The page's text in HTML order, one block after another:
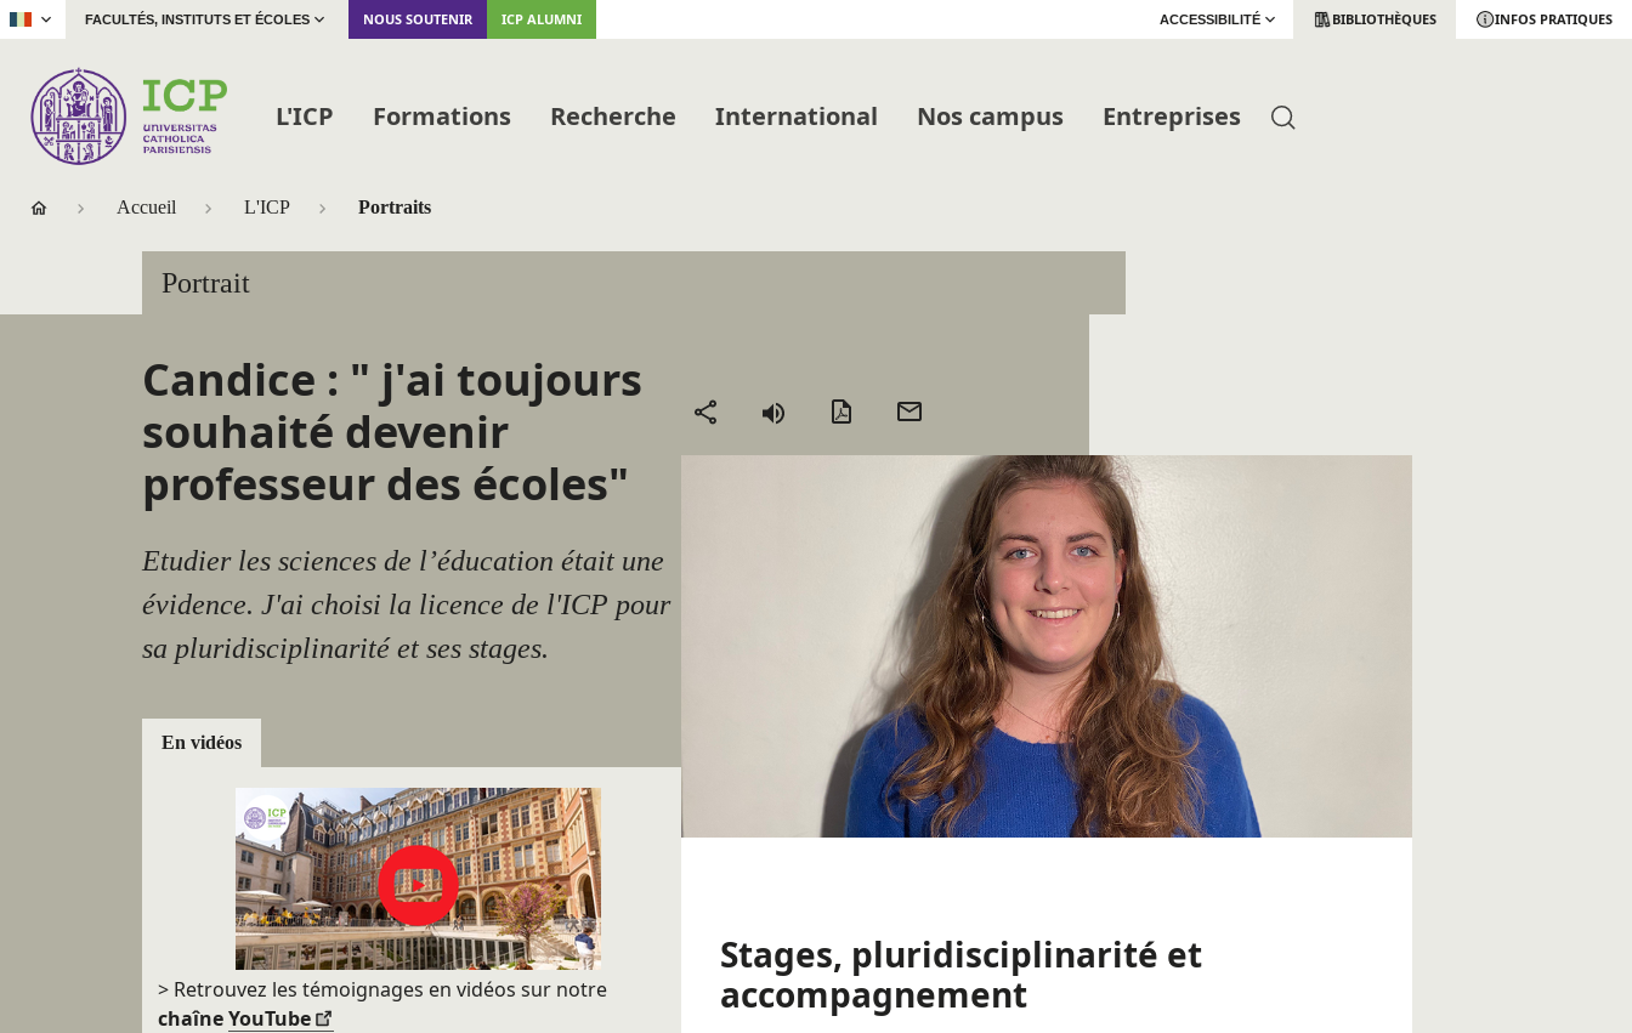
| FACULTÉS, INSTITUTS ET ÉCOLES NOUS SOUTENIR ICP ALUMNI ACCESSIBILITÉ BIBLIOTHÈQUES INFOS PRATIQUES
L'ICP Formations Recherche International Nos campus Entreprises
Accueil L'ICP Portraits
Portrait
Candice : " j'ai toujours
souhaité devenir
professeur des écoles"
Etudier les sciences de l’éducation était une
évidence. J'ai choisi la licence de l'ICP pour
sa pluridisciplinarité et ses stages.
En vidéos
> Retrouvez les témoignages en vidéos sur notre
chaîneYouTube
Partager
Version
mail
Stages, pluridisciplinarité et
accompagnement